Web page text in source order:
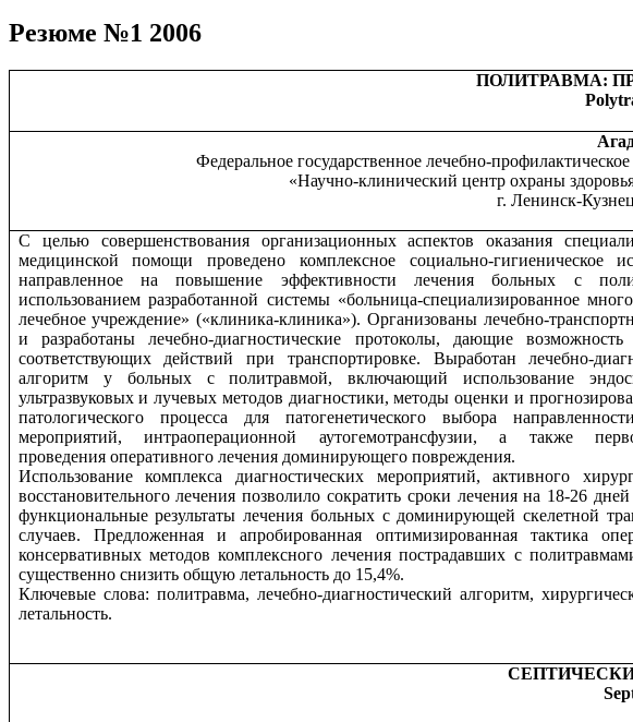
Резюме №1 2006
ПОЛИТРАВМА:
Федеральное государственное лечебно-
«Научно-клинический центр охраны
г. Ленинск-
С целью совершенствования организационных аспектов оказания
медицинской помощи проведено комплексное социально-гигиеническое
направленное на повышение эффективности лечения больных с
использованием разработанной системы «больница-специализированное
лечебное учреждение» («клиника-клиника»). Организованы лечебно-
и разработаны лечебно-диагностические протоколы, дающие возможность
соответствующих действий при транспортировке. Выработан лечебно-
алгоритм у больных с политравмой, включающий использование
ультразвуковых и лучевых методов диагностики, методы оценки и
патологического процесса для патогенетического выбора
мероприятий, интраоперационной аутогемотрансфузии, а также
проведения оперативного лечения доминирующего повреждения.
Использование комплекса диагностических мероприятий, активного
восстановительного лечения позволило сократить сроки лечения на 18-26
функциональные результаты лечения больных с доминирующей скелетной
случаев. Предложенная и апробированная оптимизированная тактика
консервативных методов комплексного лечения пострадавших с
существенно снизить общую летальность до 15,4%.
Ключевые слова: политравма, лечебно-диагностический алгоритм,
летальность.